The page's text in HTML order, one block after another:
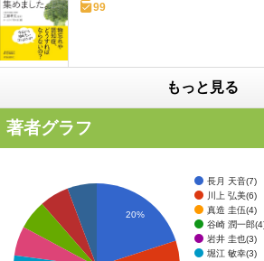
99
もっと見る
著者グラフ
長月 天音(7)
川上 弘美(6)
真造 圭伍(4)
谷崎 潤一郎
岩井 圭也(3)
堀江 敏幸(3)
20%